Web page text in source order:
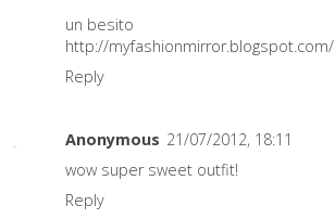
un besito
http://myfashionmirror.blogspot.com/
Reply
Anonymous 21/07/2012, 18:11
wow super sweet outfit!
Reply